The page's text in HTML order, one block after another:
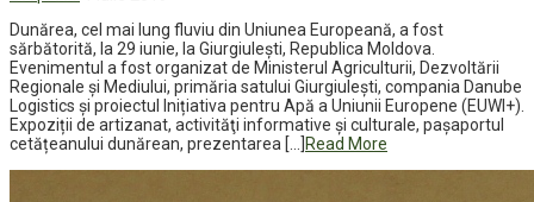
Dunărea, cel mai lung fluviu din Uniunea Europeană, a fost
sărbătorită, la 29 iunie, la Giurgiulești, Republica Moldova.
Evenimentul a fost organizat de Ministerul Agriculturii, Dezvoltării
Regionale și Mediului, primăria satului Giurgiulești, compania Danube
Logistics și proiectul Inițiativa pentru Apă a Uniunii Europene (EUWI+).
Expoziții de artizanat, activităţi informative şi culturale, pașaportul
cetățeanului dunărean, prezentarea […] Read More